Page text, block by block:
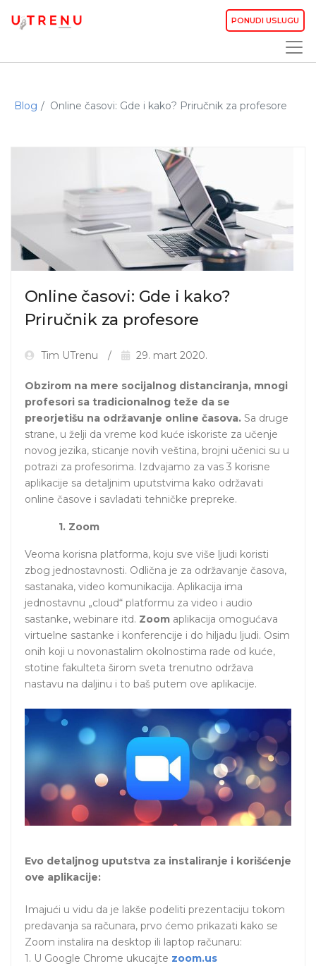
PONUDI USLUGU
Blog Online časovi: Gde i kako? Priručnik za profesore
Online časovi: Gde i kako?
Priručnik za profesore
Tim UTrenu 29. mart 2020.
Obzirom na mere socijalnog distanciranja, mnogi
profesori sa tradicionalnog teže da se
preorjetišu na održavanje online časova. Sa druge
strane, u želji da vreme kod kuće iskoriste za učenje
novog jezika, sticanje novih veština, brojni učenici su u
potrazi za profesorima. Izdvajamo za vas 3 korisne
aplikacije sa detaljnim uputstvima kako održavati
online časove i savladati tehničke prepreke.
1. Zoom
Veoma korisna platforma, koju sve više ljudi koristi
zbog jednostavnosti. Odlična je za održavanje časova,
sastanaka, video komunikacija. Aplikacija ima
jednostavnu „cloud“ platformu za video i audio
sastanke, webinare itd. Zoom aplikacija omogućava
virtuelne sastanke i konferencije i do hiljadu ljudi. Osim
onih koji u novonastalim okolnostima rade od kuće,
stotine fakulteta širom sveta trenutno održava
nastavu na daljinu i to baš putem ove aplikacije.
Evo detaljnog uputstva za instaliranje i korišćenje
ove aplikacije:
Imajući u vidu da je lakše podeliti prezentaciju tokom
predavanja sa računara, prvo ćemo prikazati kako se
Zoom instalira na desktop ili laptop računaru:
1. U Google Chrome ukucajte zoom.us